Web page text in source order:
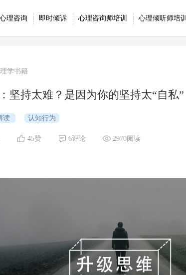
理咨询 即时倾诉 心理咨询师培训 心理倾听师培训
学书籍
坚持太难？是因为你的坚持太“自私”
读 认知行为
45赞 6评论 2970阅读